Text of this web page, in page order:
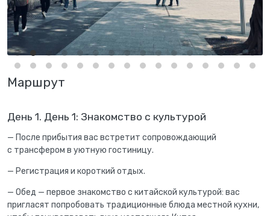
Маршрут
День 1. День 1: Знакомство с культурой
— После прибытия вас встретит сопровождающий
с трансфером в уютную гостиницу.
— Регистрация и короткий отдых.
— Обед — первое знакомство с китайской культурой: вас
пригласят попробовать традиционные блюда местной кухни,